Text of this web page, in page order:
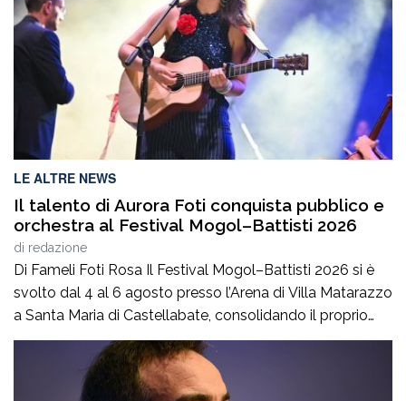
controllare 139 veicoli, per 2 dei […]
LE ALTRE NEWS
Il talento di Aurora Foti conquista pubblico e
orchestra al Festival Mogol–Battisti 2026
di redazione
Di Fameli Foti Rosa Il Festival Mogol–Battisti 2026 si è
svolto dal 4 al 6 agosto presso l’Arena di Villa Matarazzo
a Santa Maria di Castellabate, consolidando il proprio
ruolo di appuntamento di riferimento dedicato alla
canzone d’autore italiana. Giunto alla quinta edizione,
l’evento è stato ideato dal patron Gregorio Fiscina, figura